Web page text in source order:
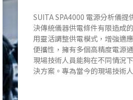
SUITA SPA4000 電源分析儀
決傳統儀器供電條件有限造成
用靈活調整供電模式，增強適
便攜性，擁有多個高精度電源
現場技術人員能夠在不同情況
決方案。專為當今的現場技術